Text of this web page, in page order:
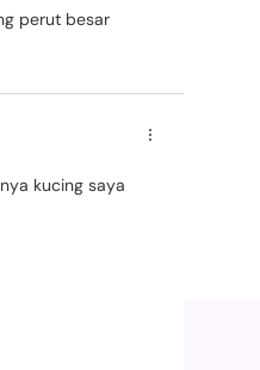
perut besar
kucing saya